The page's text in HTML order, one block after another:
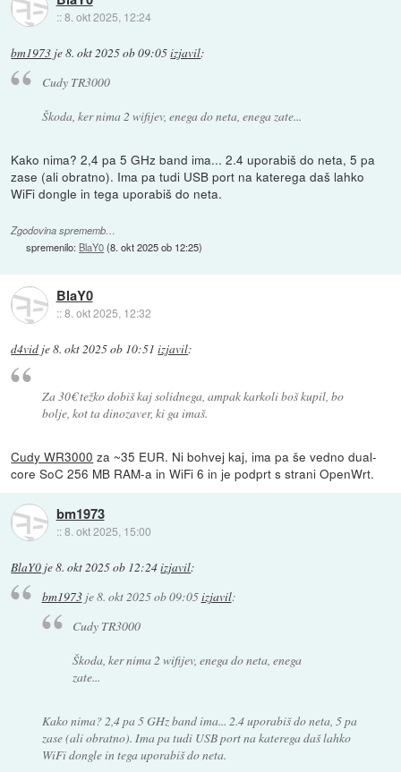
::8. okt 2025, 12:24
bm1973 je8. okt 2025 ob 09:05izjavil:
Cudy TR3000
Škoda, ker nima 2 wifijev, enega do neta, enega zate...
Kako nima? 2,4 pa 5 GHz band ima... 2.4 uporabiš do neta, 5 pa
zase (ali obratno). Ima pa tudi USB port na katerega daš lahko
WiFi dongle in tega uporabiš do neta.
Zgodovina sprememb…
spremenilo: BlaY0(8. okt 2025 ob 12:25)
BlaY0
::8. okt 2025, 12:32
d4vid je8. okt 2025 ob 10:51 izjavil:
Za 30€ težko dobiš kaj solidnega, ampak karkoli boš kupil, bo
bolje, kot ta dinozaver, ki ga imaš.
Cudy WR3000 za ~35 EUR. Ni bohvej kaj, ima pa še vedno dual-
core SoC 256 MB RAM-a in WiFi 6 in je podprt s strani OpenWrt.
bm1973
::8. okt 2025, 15:00
BlaY0 je8. okt 2025 ob 12:24izjavil:
bm1973je8. okt 2025 ob 09:05izjavil:
Cudy TR3000
Škoda, ker nima 2 wifijev, enega do neta, enega
zate...
Kako nima? 2,4 pa 5 GHz band ima... 2.4 uporabiš do neta, 5 pa
zase (ali obratno). Ima pa tudi USB port na katerega daš lahko
WiFi dongle in tega uporabiš do neta.